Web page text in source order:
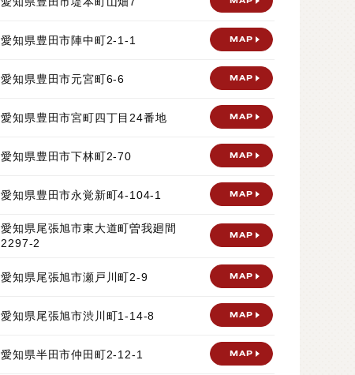
愛知県豊田市陣中町2-1-1 MAP
愛知県豊田市元宮町6-6 MAP
愛知県豊田市宮町四丁目24番地 MAP
愛知県豊田市下林町2-70 MAP
愛知県豊田市永覚新町4-104-1 MAP
愛知県尾張旭市東大道町曽我廻間
2297-2
MAP
愛知県尾張旭市瀬戸川町2-9 MAP
愛知県尾張旭市渋川町1-14-8 MAP
愛知県半田市仲田町2-12-1 MAP